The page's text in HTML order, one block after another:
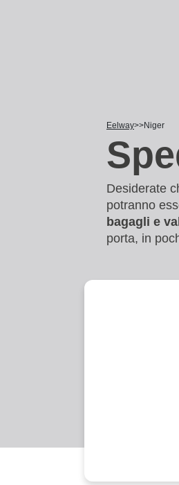
Eelway Niger
Desiderate
potranno
bagagli e
porta, in